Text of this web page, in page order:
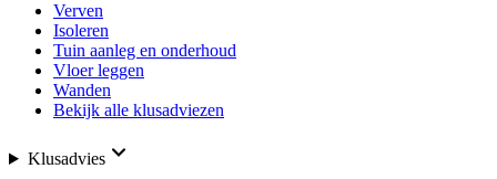
Verven
Isoleren
Tuin aanleg en onderhoud
Vloer leggen
Wanden
Bekijk alle klusadviezen
Klusadvies